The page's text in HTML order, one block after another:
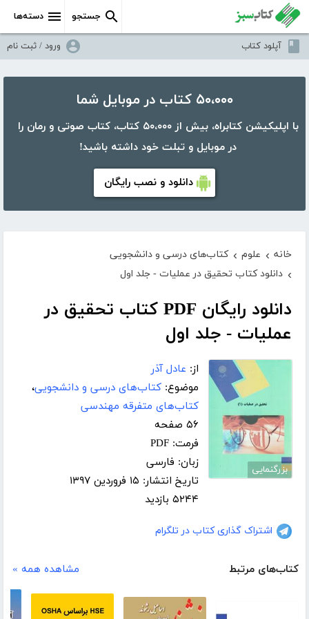
دسته‌ها جستجو
آپلود کتاب ورود / ثبت نام
۵۰،۰۰۰ کتاب در موبایل شما
با اپلیکیشن کتابراه، بیش از ۵۰،۰۰۰ کتاب، کتاب صوتی و رمان را
در موبایل و تبلت خود داشته باشید!
دانلود و نصب رایگان
خانه › علوم › کتاب‌های درسی و دانشجویی
› دانلود کتاب تحقیق در عملیات - جلد اول
دانلود رایگان PDF کتاب تحقیق در
عملیات - جلد اول
بزرگنمایی
از: عادل آذر
موضوع: کتاب‌های درسی و دانشجویی،
کتاب‌های متفرقه مهندسی
۵۶ صفحه
فرمت: PDF
زبان: فارسی
تاریخ انتشار: ۱۵ فروردین ۱۳۹۷
۵۲۴۴ بازدید
اشتراک گذاری کتاب در تلگرام
کتاب‌های مرتبط مشاهده همه »